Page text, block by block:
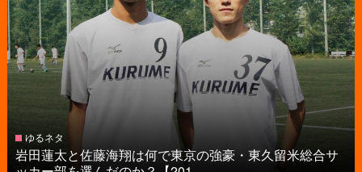
ゆるネタ
岩田蓮太と佐藤海翔は何で東京の強豪・東久留米総合サ